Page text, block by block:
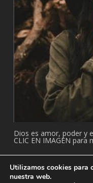
Dios es amor, poder y
CLIC EN IMAGEN para
Utilizamos cookies para
nuestra web.